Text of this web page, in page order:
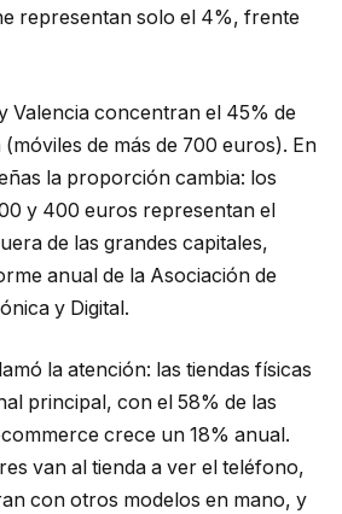
representan solo el 4%, frente
Valencia concentran el 45% de
de más de 700 euros). En
la proporción cambia: los
y 400 euros representan el
de las grandes capitales,
anual de la Asociación de
y Digital.
la atención: las tiendas físicas
principal, con el 58% de las
crece un 18% anual.
van al tienda a ver el teléfono,
con otros modelos en mano, y